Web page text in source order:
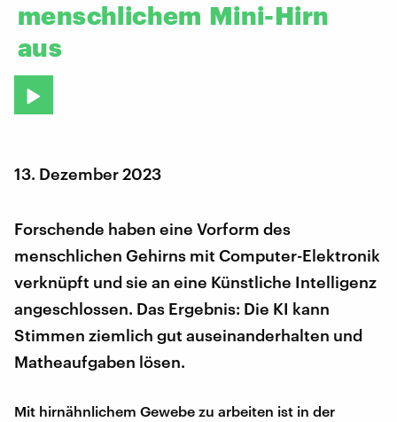
menschlichem Mini-Hirn
aus
13. Dezember 2023
Forschende haben eine Vorform des
menschlichen Gehirns mit Computer-Elektronik
verknüpft und sie an eine Künstliche Intelligenz
angeschlossen. Das Ergebnis: Die KI kann
Stimmen ziemlich gut auseinanderhalten und
Matheaufgaben lösen.
Mit hirnähnlichem Gewebe zu arbeiten ist in der